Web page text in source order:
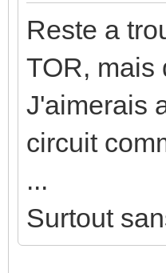
Reste a
TOR, mais
J'aimerais
circuit
...
Surtout